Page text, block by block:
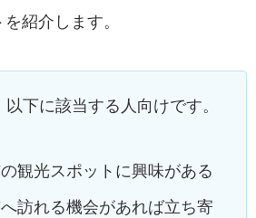
紹介します。
下に該当する人向けです。
観光スポットに興味がある
訪れる機会があれば立ち寄